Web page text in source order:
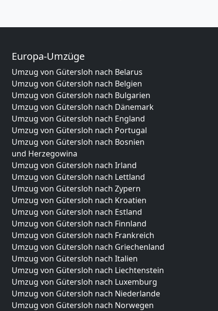
Europa-Umzüge
Umzug von Gütersloh nach Belarus
Umzug von Gütersloh nach Belgien
Umzug von Gütersloh nach Bulgarien
Umzug von Gütersloh nach Dänemark
Umzug von Gütersloh nach England
Umzug von Gütersloh nach Portugal
Umzug von Gütersloh nach Bosnien
und Herzegowina
Umzug von Gütersloh nach Irland
Umzug von Gütersloh nach Lettland
Umzug von Gütersloh nach Zypern
Umzug von Gütersloh nach Kroatien
Umzug von Gütersloh nach Estland
Umzug von Gütersloh nach Finnland
Umzug von Gütersloh nach Frankreich
Umzug von Gütersloh nach Griechenland
Umzug von Gütersloh nach Italien
Umzug von Gütersloh nach Liechtenstein
Umzug von Gütersloh nach Luxemburg
Umzug von Gütersloh nach Niederlande
Umzug von Gütersloh nach Norwegen